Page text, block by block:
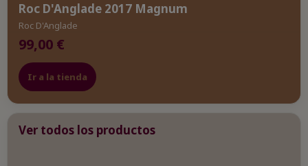
Roc D'Anglade 2017 Magnum
Roc D'Anglade
99,00 €
Ir a la tienda
Ver todos los productos